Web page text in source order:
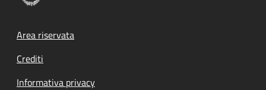
Footer menu
Area riservata
Crediti
Informativa privacy